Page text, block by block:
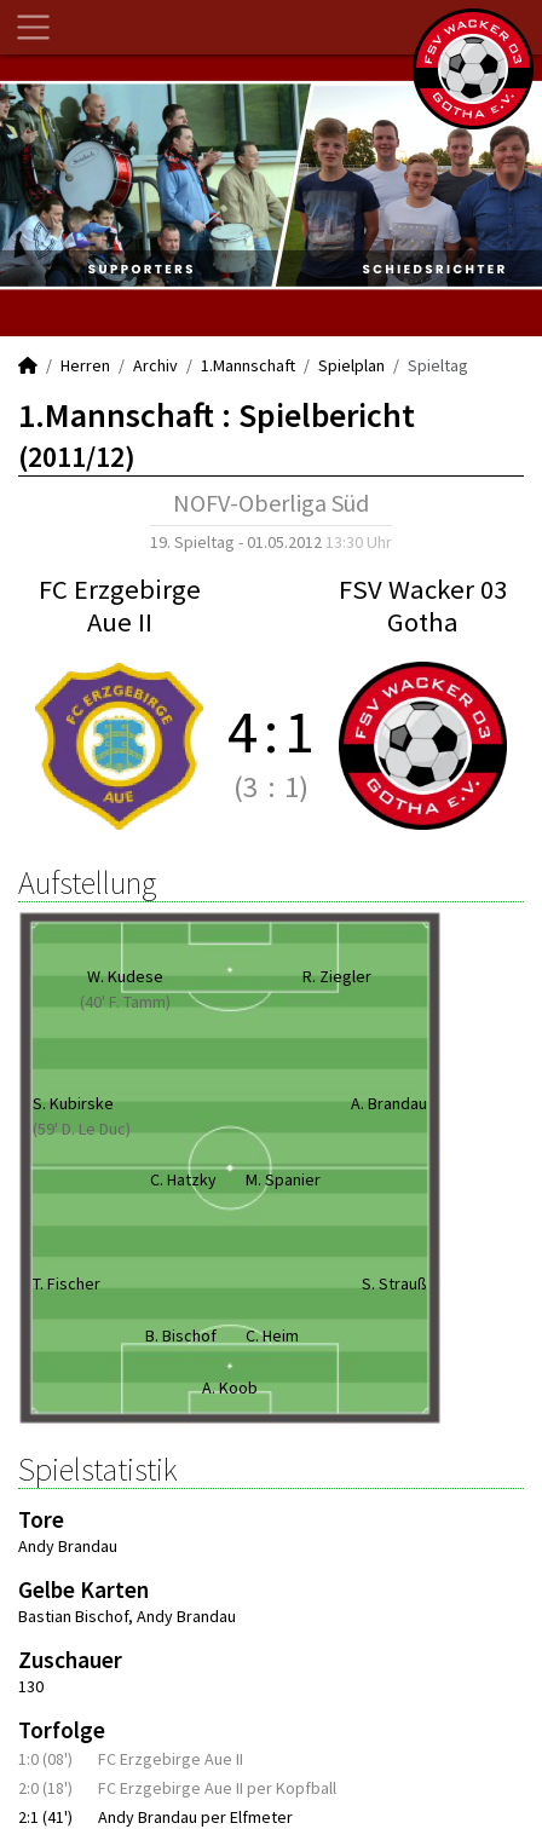
Herren Archiv 1.Mannschaft Spielplan Spieltag
1.Mannschaft : Spielbericht
(2011/12)
NOFV-Oberliga Süd
19. Spieltag - 01.05.2012 13:30 Uhr
FC Erzgebirge
Aue II
FSV Wacker 03
Gotha
4:1
(3 : 1)
Aufstellung
W. Kudese
(40' F. Tamm)
R. Ziegler
S. Kubirske
(59' D. Le Duc)
A. Brandau
C. Hatzky M. Spanier
T. Fischer S. Strauß
B. Bischof C. Heim
A. Koob
Spielstatistik
Tore
Andy Brandau
Gelbe Karten
Bastian Bischof, Andy Brandau
Zuschauer
130
Torfolge
1:0 (08')
FC Erzgebirge Aue II
2:0 (18')
FC Erzgebirge Aue II per Kopfball
2:1 (41')
Andy Brandau per Elfmeter